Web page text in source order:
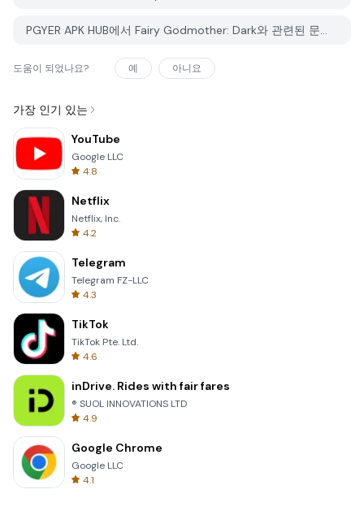
PGYER APK HUB에서 Fairy Godmother: Dark와 관련된 문제를 신고하는 방법은 무엇인가요?
도움이 되었나요? 예 아니요
가장 인기 있는
YouTube
Google LLC
4.8
Netflix
Netflix, Inc.
4.2
Telegram
Telegram FZ-LLC
4.3
TikTok
TikTok Pte. Ltd.
4.6
inDrive. Rides with fair fares
® SUOL INNOVATIONS LTD
4.9
Google Chrome
Google LLC
4.1